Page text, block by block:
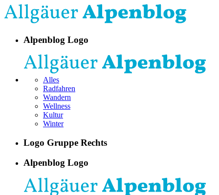
Alpenblog Logo
Alles
Radfahren
Wandern
Wellness
Kultur
Winter
Logo Gruppe Rechts
Alpenblog Logo